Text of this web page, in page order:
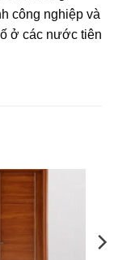
công nghiệp và
ở các nước tiên